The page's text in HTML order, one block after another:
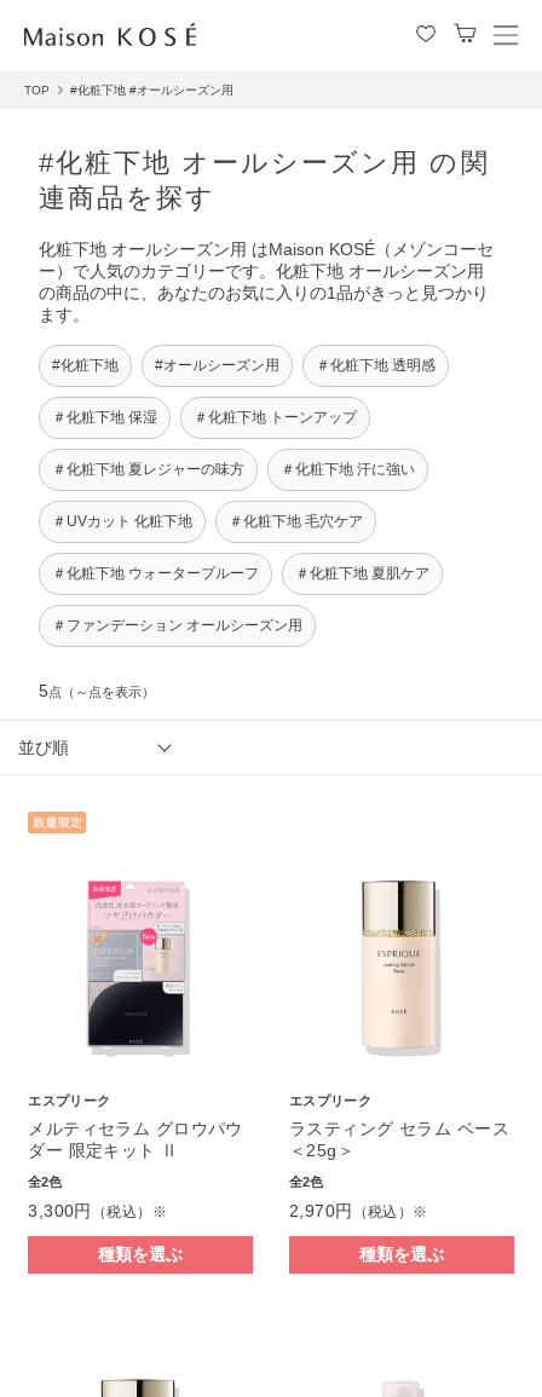
メ
TOP #化粧下地 #オールシーズン用
#化粧下地 オールシーズン用 の関
連商品を探す
化粧下地 オールシーズン用 はMaison KOSÉ（メゾンコーセ
ー）で人気のカテゴリーです。化粧下地 オールシーズン用
の商品の中に、あなたのお気に入りの1品がきっと見つかり
ます。
#化粧下地 #オールシーズン用 ＃化粧下地 透明感
＃化粧下地 保湿 ＃化粧下地 トーンアップ
＃化粧下地 夏レジャーの味方 ＃化粧下地 汗に強い
＃UVカット 化粧下地 ＃化粧下地 毛穴ケア
＃化粧下地 ウォータープルーフ ＃化粧下地 夏肌ケア
＃ファンデーション オールシーズン用
5点 （～点を表示）
並び順
エスプリーク
メルティセラム グロウパウ
ダー 限定キット Ⅱ
全2色
3,300円 （税込）※
種類を選ぶ
エスプリーク
ラスティング セラム ベース
＜25g＞
全2色
2,970円 （税込）※
種類を選ぶ